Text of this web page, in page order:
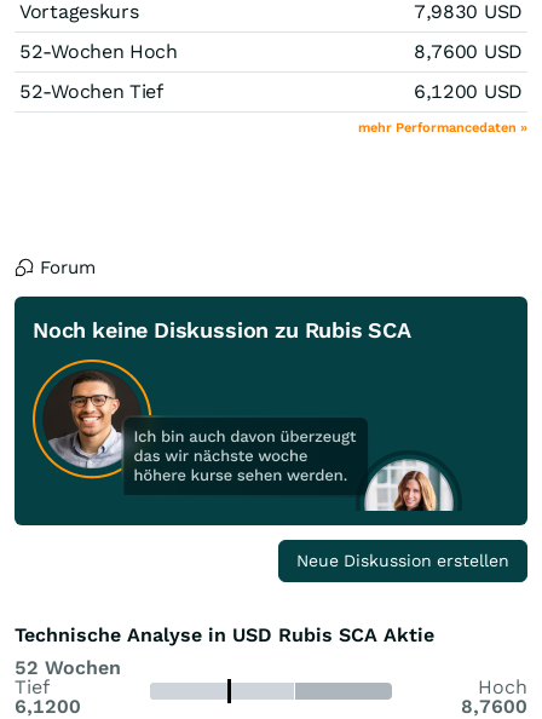
Vortageskurs 7,9830 USD
52-Wochen Hoch
8,7600 USD
52-Wochen Tief
6,1200 USD
mehr Performancedaten »
Forum
Noch keine Diskussion zu Rubis SCA
Neue Diskussion erstellen
Technische Analyse in USD Rubis SCA Aktie
52 Wochen
Tief
6,1200
Hoch
8,7600